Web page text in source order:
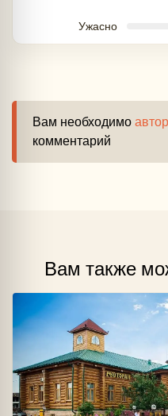
этом, не меняя
Ужасно
Вам необходимо
комментарий
Вам также